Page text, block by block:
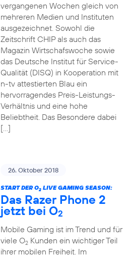
vergangenen Wochen gleich von
mehreren Medien und Instituten
ausgezeichnet. Sowohl die
Zeitschrift CHIP als auch das
Magazin Wirtschafswoche sowie
das Deutsche Institut für Service-
Qualität (DISQ) in Kooperation mit
n-tv attestierten Blau ein
hervorragendes Preis-Leistungs-
Verhältnis und eine hohe
Beliebtheit. Das Besondere dabei
[…]
26. Oktober 2018
START DER O2LIVE GAMING SEASON:
Das Razer Phone 2
jetzt bei O2
Mobile Gaming ist im Trend und für
viele O2Kunden ein wichtiger Teil
ihrer mobilen Freiheit. Im